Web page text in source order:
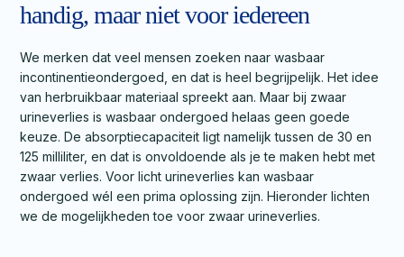
handig, maar niet voor iedereen
We merken dat veel mensen zoeken naar wasbaar
incontinentieondergoed, en dat is heel begrijpelijk. Het idee
van herbruikbaar materiaal spreekt aan. Maar bij zwaar
urineverlies is wasbaar ondergoed helaas geen goede
keuze. De absorptiecapaciteit ligt namelijk tussen de 30 en
125 milliliter, en dat is onvoldoende als je te maken hebt met
zwaar verlies. Voor licht urineverlies kan wasbaar
ondergoed wél een prima oplossing zijn. Hieronder lichten
we de mogelijkheden toe voor zwaar urineverlies.